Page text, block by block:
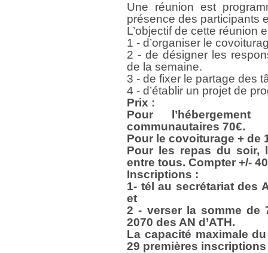
Une réunion est
présence des participants
L’objectif de cette réunion
1 - d’organiser le
2 - de désigner les
de la semaine.
3 - de fixer le partage des
4 - d’établir un projet de
Prix :
Pour
communautaires 70€.
Pour le covoiturage + de
Pour les repas du soir,
entre tous. Compter +/-
Inscriptions :
1- tél au secrétariat des
et
2 - verser la somme de
2070 des AN d’ATH.
La capacité maximale
29 premières